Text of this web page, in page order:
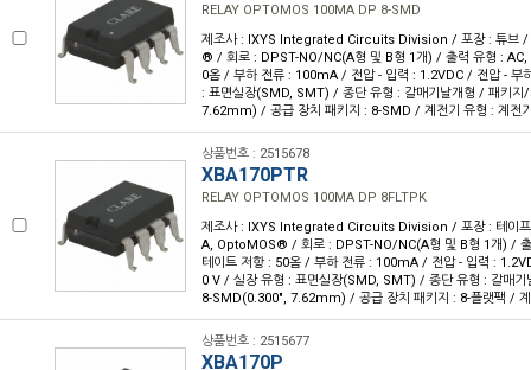
RELAY OPTOMOS 100MA DP 8-SMD
제조사 : IXYS Integrated Circuits Division / 포장 : 튜브 /
® / 회로 : DPST-NO/NC(A형 및 B형 1개) / 출력 유형 : AC,
0옴 / 부하 전류 : 100mA / 전압 - 입력 : 1.2VDC / 전압 - 부
: 표면실장(SMD, SMT) / 종단 유형 : 갈매기날개형 / 패키
7.62mm) / 공급 장치 패키지 : 8-SMD / 계전기 유형 : 계전
상품번호 : 2515678
XBA170PTR
RELAY OPTOMOS 100MA DP 8FLTPK
제조사 : IXYS Integrated Circuits Division / 포장 : 테이
A, OptoMOS® / 회로 : DPST-NO/NC(A형 및 B형 1개) /
테이트 저항 : 50옴 / 부하 전류 : 100mA / 전압 - 입력 :
0 V / 실장 유형 : 표면실장(SMD, SMT) / 종단 유형 : 갈매
8-SMD(0.300", 7.62mm) / 공급 장치 패키지 : 8-플랫팩 / 계
상품번호 : 2515677
XBA170P